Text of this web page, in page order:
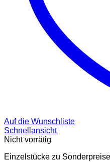
Auf die Wunschliste
Schnellansicht
Nicht vorrätig
Einzelstücke zu